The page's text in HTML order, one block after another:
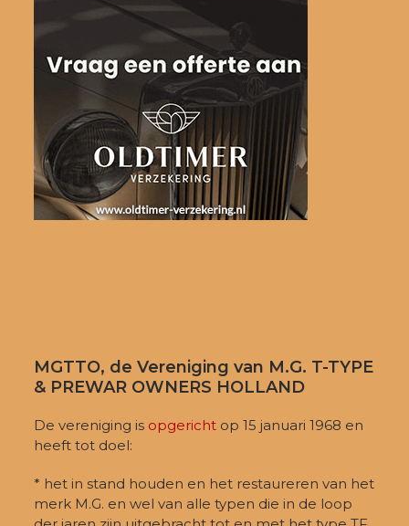
MGTTO, de Vereniging van M.G. T-TYPE
& PREWAR OWNERS HOLLAND
De vereniging is opgericht op 15 januari 1968 en
heeft tot doel:
* het in stand houden en het restaureren van het
merk M.G. en wel van alle typen die in de loop